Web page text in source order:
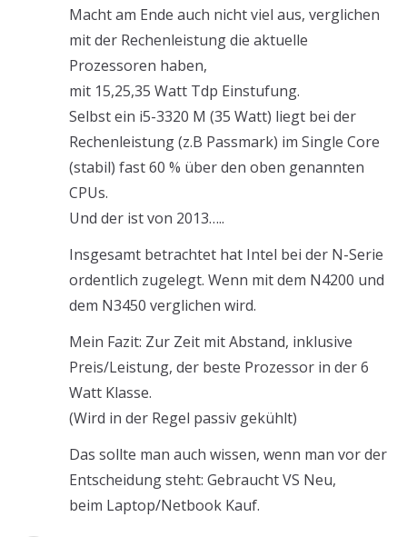
Macht am Ende auch nicht viel aus, verglichen
mit der Rechenleistung die aktuelle
Prozessoren haben,
mit 15,25,35 Watt Tdp Einstufung.
Selbst ein i5-3320 M (35 Watt) liegt bei der
Rechenleistung (z.B Passmark) im Single Core
(stabil) fast 60 % über den oben genannten
CPUs.
Und der ist von 2013…..
Insgesamt betrachtet hat Intel bei der N-Serie
ordentlich zugelegt. Wenn mit dem N4200 und
dem N3450 verglichen wird.
Mein Fazit: Zur Zeit mit Abstand, inklusive
Preis/Leistung, der beste Prozessor in der 6
Watt Klasse.
(Wird in der Regel passiv gekühlt)
Das sollte man auch wissen, wenn man vor der
Entscheidung steht: Gebraucht VS Neu,
beim Laptop/Netbook Kauf.